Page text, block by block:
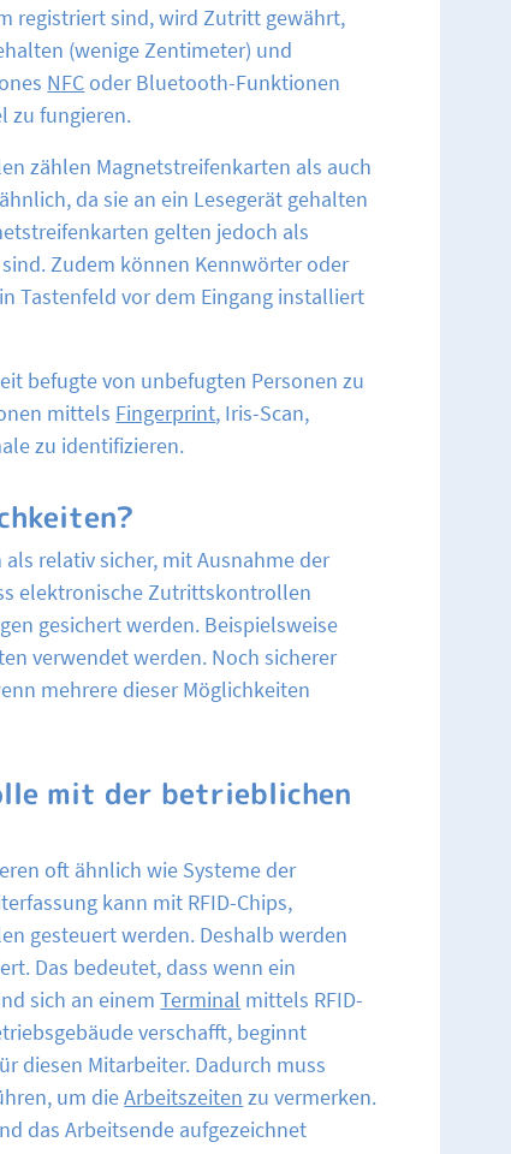
registriert sind, wird Zutritt gewährt,
(wenige Zentimeter) und
NFCoder Bluetooth-Funktionen
zu fungieren.
zählen Magnetstreifenkarten als auch
da sie an ein Lesegerät gehalten
gelten jedoch als
Zudem können Kennwörter oder
Tastenfeld vor dem Eingang installiert
befugte von unbefugten Personen zu
mittels Fingerprint, Iris-Scan,
zu identifizieren.
relativ sicher, mit Ausnahme der
elektronische Zutrittskontrollen
gesichert werden. Beispielsweise
verwendet werden. Noch sicherer
mehrere dieser Möglichkeiten
mit der betrieblichen
oft ähnlich wie Systeme der
kann mit RFID-Chips,
gesteuert werden. Deshalb werden
Das bedeutet, dass wenn ein
sich an einemTerminal mittels RFID-
verschafft, beginnt
diesen Mitarbeiter. Dadurch muss
um dieArbeitszeiten zu vermerken.
das Arbeitsende aufgezeichnet